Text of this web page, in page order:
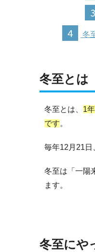
4 冬
冬至とは
冬至とは、 1
です。
毎年12月21日
冬至は「一陽
ます。
冬至にや